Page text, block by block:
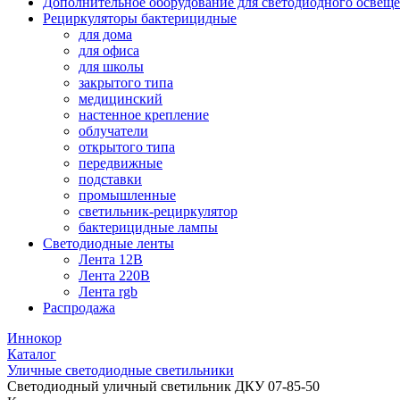
Рециркуляторы бактерицидные
для дома
для офиса
для школы
закрытого типа
медицинский
настенное крепление
облучатели
открытого типа
передвижные
подставки
промышленные
светильник-рециркулятор
бактерицидные лампы
Светодиодные ленты
Лента 12В
Лента 220В
Лента rgb
Распродажа
Иннокор
Каталог
Уличные светодиодные светильники
Светодиодный уличный светильник ДКУ 07-85-50